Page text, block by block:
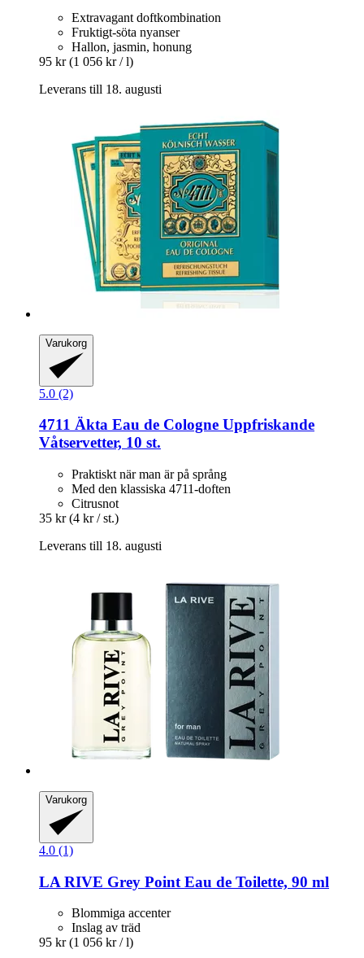
Extravagant doftkombination
Fruktigt-söta nyanser
Hallon, jasmin, honung
95 kr (1 056 kr / l)
Leverans till 18. augusti
Varukorg
5.0 (2)
4711 Äkta Eau de Cologne Uppfriskande
Våtservetter, 10 st.
Praktiskt när man är på språng
Med den klassiska 4711-doften
Citrusnot
35 kr (4 kr / st.)
Leverans till 18. augusti
Varukorg
4.0 (1)
LA RIVE Grey Point Eau de Toilette, 90 ml
Blommiga accenter
Inslag av träd
95 kr (1 056 kr / l)